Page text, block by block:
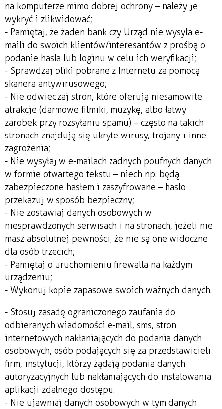
na komputerze mimo dobrej ochrony – należy je
wykryć i zlikwidować;
- Pamiętaj, że żaden bank czy Urząd nie wysyła e-
maili do swoich klientów/interesantów z prośbą o
podanie hasła lub loginu w celu ich weryfikacji;
- Sprawdzaj pliki pobrane z Internetu za pomocą
skanera antywirusowego;
- Nie odwiedzaj stron, które oferują niesamowite
atrakcje (darmowe filmiki, muzykę, albo łatwy
zarobek przy rozsyłaniu spamu) – często na takich
stronach znajdują się ukryte wirusy, trojany i inne
zagrożenia;
- Nie wysyłaj w e-mailach żadnych poufnych danych
w formie otwartego tekstu – niech np. będą
zabezpieczone hasłem i zaszyfrowane – hasło
przekazuj w sposób bezpieczny;
- Nie zostawiaj danych osobowych w
niesprawdzonych serwisach i na stronach, jeżeli nie
masz absolutnej pewności, że nie są one widoczne
dla osób trzecich;
- Pamiętaj o uruchomieniu firewalla na każdym
urządzeniu;
- Wykonuj kopie zapasowe swoich ważnych danych.
- Stosuj zasadę ograniczonego zaufania do
odbieranych wiadomości e-mail, sms, stron
internetowych nakłaniających do podania danych
osobowych, osób podających się za przedstawicieli
firm, instytucji, którzy żądają podania danych
autoryzacyjnych lub nakłaniających do instalowania
aplikacji zdalnego dostępu.
- Nie ujawniaj danych osobowych w tym danych